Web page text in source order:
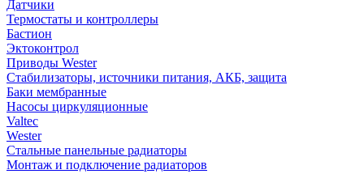
Датчики
Термостаты и контроллеры
Бастион
Эктоконтрол
Приводы Wester
Стабилизаторы, источники питания, АКБ, защита
Баки мембранные
Насосы циркуляционные
Valtec
Wester
Стальные панельные радиаторы
Монтаж и подключение радиаторов